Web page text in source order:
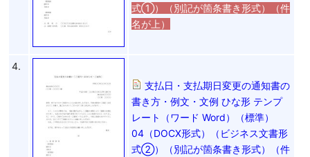
式①）（別記が箇条書き形式）（件
名が上）
4.
支払日・支払期日変更の通知書の
書き方・例文・文例 ひな形 テンプ
レート（ワード Word）（標準）
04（DOCX形式）（ビジネス文書形
式②）（別記が箇条書き形式）（件